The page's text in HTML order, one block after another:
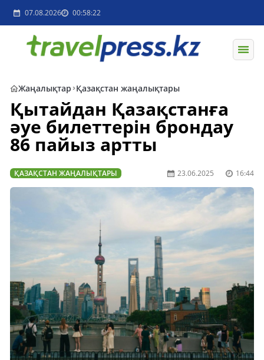
07.08.2026 00:58:22
Жаңалықтар Қазақстан жаңалықтары
Қытайдан Қазақстанға
әуе билеттерін брондау
86 пайыз артты
ҚАЗАҚСТАН ЖАҢАЛЫҚТАРЫ 23.06.2025 16:44